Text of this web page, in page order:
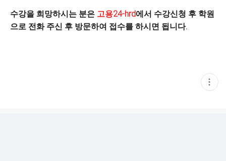
수강을 희망하시는 분은 고용24-hrd에서 수강신청 후 학원
으로 전화 주신 후 방문하여 접수를 하시면 됩니다.
현
재